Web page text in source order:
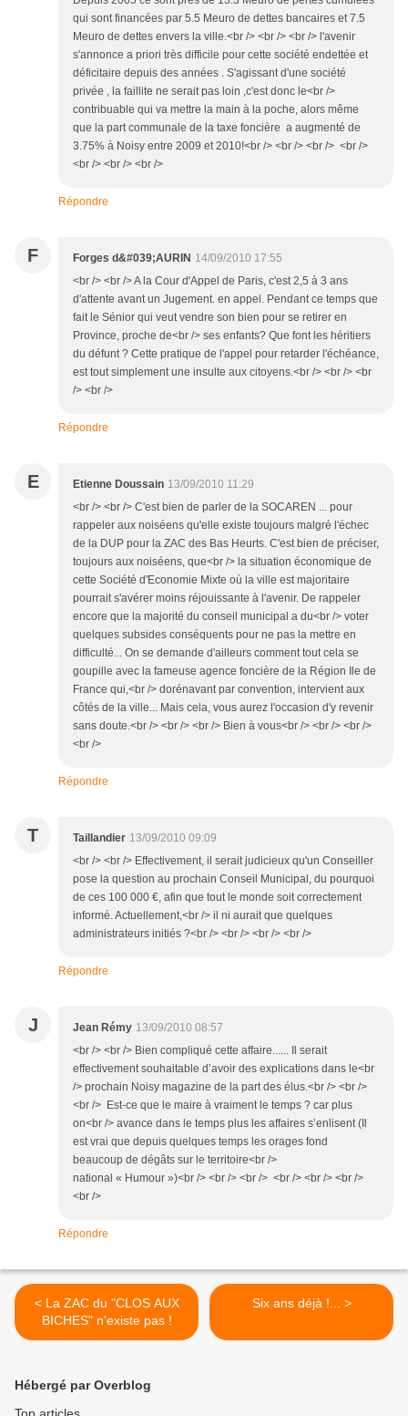
qui sont financées par 5.5 Meuro de dettes bancaires et 7.5
Meuro de dettes envers la ville.<br /> <br /> <br /> l'avenir
s'annonce a priori très difficile pour cette société endettée et
déficitaire depuis des années . S'agissant d'une société
privée , la faillite ne serait pas loin ,c'est donc le<br />
contribuable qui va mettre la main à la poche, alors même
que la part communale de la taxe foncière a augmenté de
3.75% à Noisy entre 2009 et 2010!<br /> <br /> <br /> <br />
<br /> <br /> <br />
Répondre
F Forges d&#039;AURIN 14/09/2010 17:55
<br /> <br /> A la Cour d'Appel de Paris, c'est 2,5 à 3 ans
d'attente avant un Jugement. en appel. Pendant ce temps que
fait le Sénior qui veut vendre son bien pour se retirer en
Province, proche de<br /> ses enfants? Que font les héritiers
du défunt ? Cette pratique de l'appel pour retarder l'échéance,
est tout simplement une insulte aux citoyens.<br /> <br /> <br
/> <br />
Répondre
E Etienne Doussain 13/09/2010 11:29
<br /> <br /> C'est bien de parler de la SOCAREN ... pour
rappeler aux noiséens qu'elle existe toujours malgré l'échec
de la DUP pour la ZAC des Bas Heurts. C'est bien de préciser,
toujours aux noiséens, que<br /> la situation économique de
cette Société d'Economie Mixte où la ville est majoritaire
pourrait s'avérer moins réjouissante à l'avenir. De rappeler
encore que la majorité du conseil municipal a du<br /> voter
quelques subsides conséquents pour ne pas la mettre en
difficulté... On se demande d'ailleurs comment tout cela se
goupille avec la fameuse agence foncière de la Région Ile de
France qui,<br /> dorénavant par convention, intervient aux
côtés de la ville... Mais cela, vous aurez l'occasion d'y revenir
sans doute.<br /> <br /> <br /> Bien à vous<br /> <br /> <br />
<br />
Répondre
T Taillandier 13/09/2010 09:09
<br /> <br /> Effectivement, il serait judicieux qu'un Conseiller
pose la question au prochain Conseil Municipal, du pourquoi
de ces 100 000 €, afin que tout le monde soit correctement
informé. Actuellement,<br /> il ni aurait que quelques
administrateurs initiés ?<br /> <br /> <br /> <br />
Répondre
J Jean Rémy 13/09/2010 08:57
<br /> <br /> Bien compliqué cette affaire...... Il serait
effectivement souhaitable d’avoir des explications dans le<br
/> prochain Noisy magazine de la part des élus.<br /> <br />
<br /> Est-ce que le maire à vraiment le temps ? car plus
on<br /> avance dans le temps plus les affaires s’enlisent (Il
est vrai que depuis quelques temps les orages fond
beaucoup de dégâts sur le territoire<br />
national « Humour »)<br /> <br /> <br /> <br /> <br /> <br />
<br />
Répondre
< La ZAC du "CLOS AUX
BICHES" n'existe pas !
Six ans déjà !... >
Hébergé par Overblog